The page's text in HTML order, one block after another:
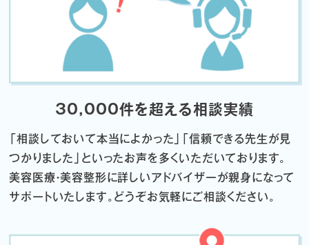
30,000件を超える相談実績
「相談しておいて本当によかった」「信頼できる先生が見
つかりました」 といったお声を多くいただいております。
美容医療・美容整形に詳しいアドバイザーが親身になって
サポートいたします。 どうぞお気軽にご相談ください。